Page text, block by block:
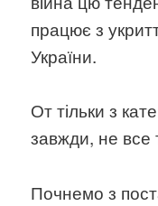
працює з
України.
От тільки з
завжди, не все
Почнемо з